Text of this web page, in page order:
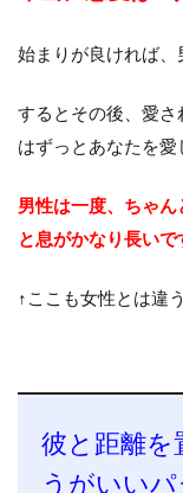
始まりが良ければ、
するとその後、愛
はずっとあなたを
男性は一度、ちゃ
と息がかなり長いで
↑ここも女性とは違う
彼と距離を
うがいいパ